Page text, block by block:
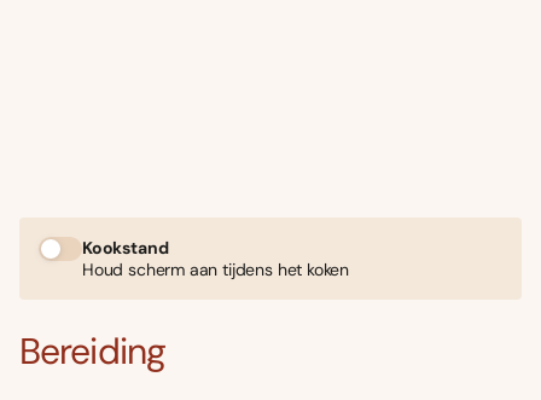
Kookstand
Houd scherm aan tijdens het koken
Bereiding